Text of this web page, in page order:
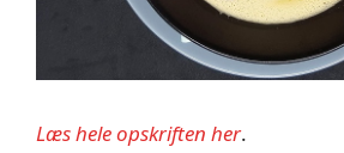
Læs hele opskriften her.